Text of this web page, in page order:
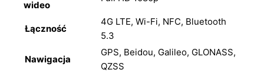
wideo
Łączność
4G LTE, Wi-Fi, NFC, Bluetooth
5.3
Nawigacja
GPS, Beidou, Galileo, GLONASS,
QZSS